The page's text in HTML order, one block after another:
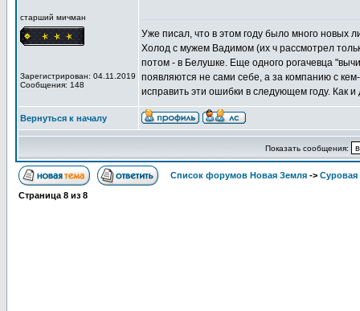
старший мичман
Зарегистрирован: 04.11.2019
Сообщения: 148
Уже писал, что в этом году было много новых
Холод с мужем Вадимом (их ч рассмотрел
потом - в Белушке. Еще одного рогачевца
появляются не сами себе, а за компанию с
исправить эти ошибки в следующем году.
Вернуться к началу
Показать сообщения:
Список форумов Новая Земля -> Суровая
Страница 8 из 8